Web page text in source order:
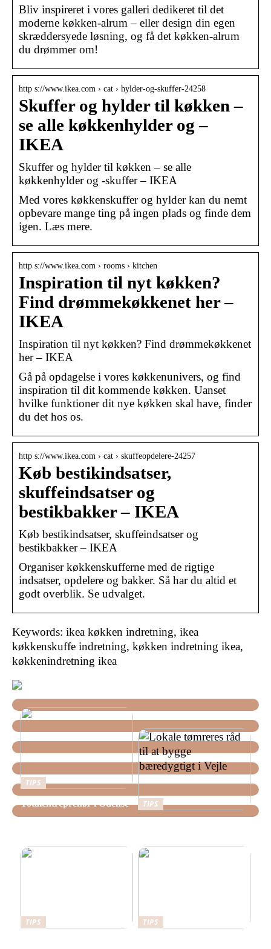
Bliv inspireret i vores galleri dedikeret til det
moderne køkken-alrum – eller design din egen
skræddersyede løsning, og få det køkken-alrum
du drømmer om!
http s://www.ikea.com › cat › hylder-og-skuffer-24258
Skuffer og hylder til køkken –
se alle køkkenhylder og –
IKEA
Skuffer og hylder til køkken – se alle
køkkenhylder og -skuffer – IKEA
Med vores køkkenskuffer og hylder kan du nemt
opbevare mange ting på ingen plads og finde dem
igen. Læs mere.
http s://www.ikea.com › rooms › kitchen
Inspiration til nyt køkken?
Find drømmekøkkenet her –
IKEA
Inspiration til nyt køkken? Find drømmekøkkenet
her – IKEA
Gå på opdagelse i vores køkkenunivers, og find
inspiration til dit kommende køkken. Uanset
hvilke funktioner dit nye køkken skal have, finder
du det hos os.
http s://www.ikea.com › cat › skuffeopdelere-24257
Køb bestikindsatser,
skuffeindsatser og
bestikbakker – IKEA
Køb bestikindsatser, skuffeindsatser og
bestikbakker – IKEA
Organiser køkkenskufferne med de rigtige
indsatser, opdelere og bakker. Så har du altid et
godt overblik. Se udvalget.
Keywords: ikea køkken indretning, ikea
køkkenskuffe indretning, køkken indretning ikea,
køkkenindretning ikea
TIPS
Totalentreprenør i Odense TIPS
TIPS TIPS